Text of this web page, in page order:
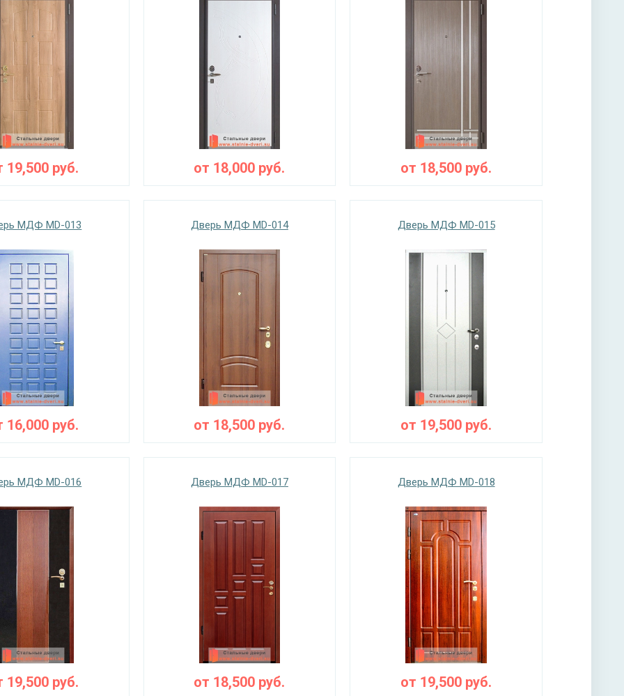
19,500руб. от 18,000 руб. от 18,500 руб.
МДФ MD-013
16,000руб.
Дверь МДФ MD-014
от 18,500 руб.
Дверь МДФ MD-015
от 19,500 руб.
МДФ MD-016
19,500руб.
Дверь МДФ MD-017
от 18,500 руб.
Дверь МДФ MD-018
от 19,500 руб.